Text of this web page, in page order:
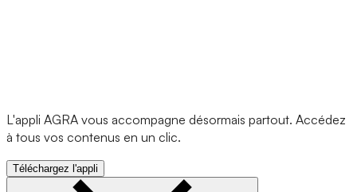
L'appli AGRA vous accompagne désormais partout. Accédez
à tous vos contenus en un clic.
Téléchargez l'appli